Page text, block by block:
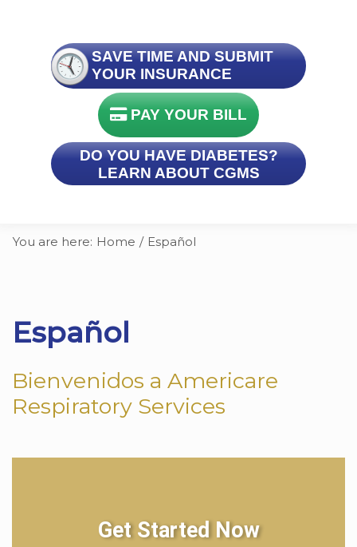
SAVE TIME AND SUBMIT
YOUR INSURANCE
PAY YOUR BILL
DO YOU HAVE DIABETES?
LEARN ABOUT CGMS
You are here: Home / Español
Español
Bienvenidos a Americare
Respiratory Services
Get Started Now